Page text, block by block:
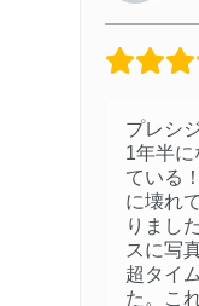
プレシ
1年半に
ている
に壊れ
りまし
スに写
超タイ
た。こ